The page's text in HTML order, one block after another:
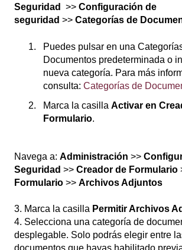
Seguridad
>> Configuración de
seguridad >> Categorías de
Puedes pulsar en una
Documentos predeterminada o
nueva categoría. Para más
consulta: Categorías de
Marca la casilla Activar en
Formulario.
Navega a: Administración >>
Seguridad >> Creador de Formulario
Formulario >> Archivos Adjuntos
3. Marca la casilla Permitir Archivos
4. Selecciona una categoría de
desplegable. Solo podrás elegir entre